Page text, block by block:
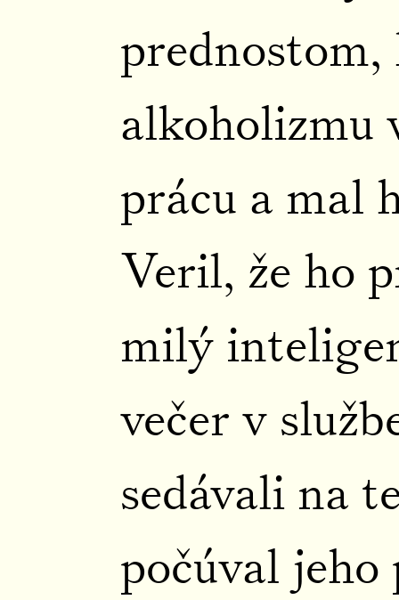
alkoholizmu
prácu a mal
Veril, že ho
milý
večer v
sedávali na
počúval